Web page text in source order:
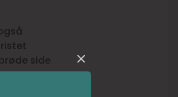
side
har lidt